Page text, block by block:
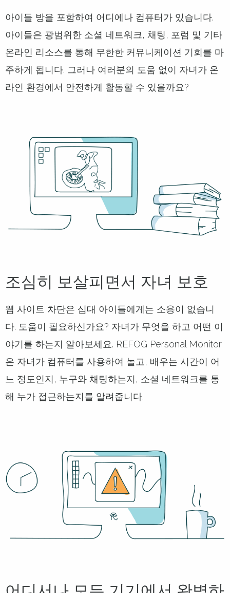
아이들 방을 포함하여 어디에나 컴퓨터가 있습니다.
아이들은 광범위한 소셜 네트워크, 채팅, 포럼 및 기타
온라인 리소스를 통해 무한한 커뮤니케이션 기회를 마
주하게 됩니다. 그러나 여러분의 도움 없이 자녀가 온
라인 환경에서 안전하게 활동할 수 있을까요?
조심히 보살피면서 자녀 보호
웹 사이트 차단은 십대 아이들에게는 소용이 없습니
다. 도움이 필요하신가요? 자녀가 무엇을 하고 어떤 이
야기를 하는지 알아보세요. REFOG Personal Monitor
은 자녀가 컴퓨터를 사용하여 놀고, 배우는 시간이 어
느 정도인지, 누구와 채팅하는지, 소셜 네트워크를 통
해 누가 접근하는지를 알려줍니다.